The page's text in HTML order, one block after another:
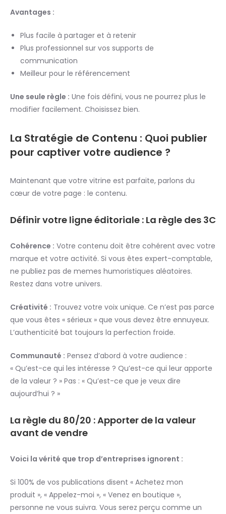
Avantages :
Plus facile à partager et à retenir
Plus professionnel sur vos supports de
communication
Meilleur pour le référencement
Une seule règle : Une fois défini, vous ne pourrez plus le
modifier facilement. Choisissez bien.
La Stratégie de Contenu : Quoi publier
pour captiver votre audience ?
Maintenant que votre vitrine est parfaite, parlons du
cœur de votre page : le contenu.
Définir votre ligne éditoriale : La règle des 3C
Cohérence : Votre contenu doit être cohérent avec votre
marque et votre activité. Si vous êtes expert-comptable,
ne publiez pas de memes humoristiques aléatoires.
Restez dans votre univers.
Créativité : Trouvez votre voix unique. Ce n’est pas parce
que vous êtes « sérieux » que vous devez être ennuyeux.
L’authenticité bat toujours la perfection froide.
Communauté : Pensez d’abord à votre audience :
« Qu’est-ce qui les intéresse ? Qu’est-ce qui leur apporte
de la valeur ? » Pas : « Qu’est-ce que je veux dire
aujourd’hui ? »
La règle du 80/20 : Apporter de la valeur
avant de vendre
Voici la vérité que trop d’entreprises ignorent :
Si 100% de vos publications disent « Achetez mon
produit », « Appelez-moi », « Venez en boutique »,
personne ne vous suivra. Vous serez perçu comme un